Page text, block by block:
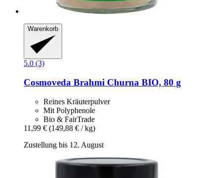
Warenkorb
5.0 (3)
Cosmoveda Brahmi Churna BIO, 80 g
Reines Kräuterpulver
Mit Polyphenole
Bio & FairTrade
11,99 € (149,88 € / kg)
Zustellung bis 12. August